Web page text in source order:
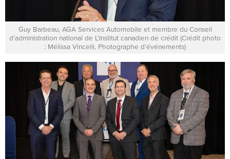
Guy Barbeau, AGA Services Automobile et membre du Conseil
d’administration national de L’Institut canadien de crédit (Crédit photo
: Mélissa Vincelli, Photographe d’événements)